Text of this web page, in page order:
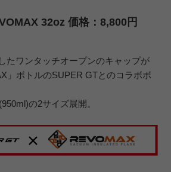
32oz 価格：8,800円
たワンタッチオープンのキャップが
」ボトルのSUPER GTとのコラボボ
の2サイズ展開。